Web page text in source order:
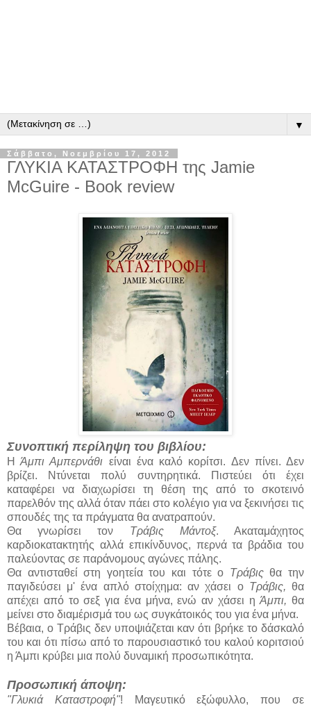
▼
Σάββατο, Νοεμβρίου 17, 2012
ΓΛΥΚΙΑ ΚΑΤΑΣΤΡΟΦΗ της Jamie
McGuire - Book review
Συνοπτική περίληψη του βιβλίου:
Η Άμπι Αμπερνάθι είναι ένα καλό κορίτσι. Δεν πίνει. Δεν
βρίζει. Ντύνεται πολύ συντηρητικά. Πιστεύει ότι έχει
καταφέρει να διαχωρίσει τη θέση της από το σκοτεινό
παρελθόν της αλλά όταν πάει στο κολέγιο για να ξεκινήσει τις
σπουδές της τα πράγματα θα ανατραπούν.
Θα γνωρίσει τον Τράβις Μάντοξ. Ακαταμάχητος
καρδιοκατακτητής αλλά επικίνδυνος, περνά τα βράδια του
παλεύοντας σε παράνομους αγώνες πάλης.
Θα αντισταθεί στη γοητεία του και τότε ο Τράβιςθα την
παγιδεύσει μ' ένα απλό στοίχημα: αν χάσει ο Τράβις, θα
απέχει από το σεξ για ένα μήνα, ενώ αν χάσει ηΆμπι, θα
μείνει στο διαμέρισμά του ως συγκάτοικός του για ένα μήνα.
Βέβαια, ο Τράβις δεν υποψιάζεται καν ότι βρήκε το δάσκαλό
του και ότι πίσω από το παρουσιαστικό του καλού κοριτσιού
η Άμπι κρύβει μια πολύ δυναμική προσωπικότητα.
Προσωπική άποψη:
"Γλυκιά Καταστροφή"! Μαγευτικό εξώφυλλο, που σε